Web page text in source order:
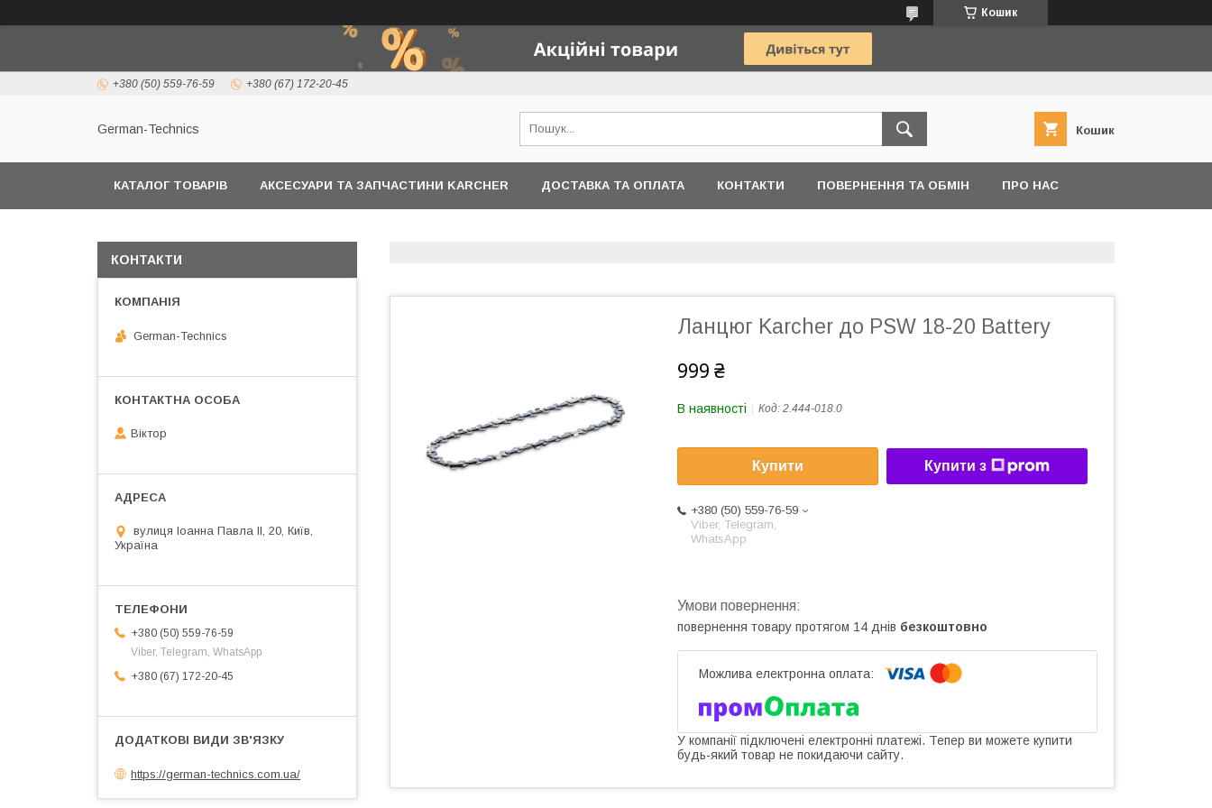
Кошик
+380 (50) 559-76-59 +380 (67) 172-20-45
German-Technics Кошик
КАТАЛОГ ТОВАРІВ АКСЕСУАРИ ТА ЗАПЧАСТИНИ KARCHER ДОСТАВКА ТА ОПЛАТА КОНТАКТИ ПОВЕРНЕННЯ ТА ОБМІН ПРО НАС
Ланцюг Karcher до PSW 18-20 Battery
999 ₴
В наявності Код: 2.444-018.0
Купити Купити з
+380 (50) 559-76-59
Viber, Telegram,
WhatsApp
повернення товару протягом 14 днів безкоштовно
У компанії підключені електронні платежі. Тепер ви можете купити
будь-який товар не покидаючи сайту.
КОНТАКТИ
German-Technics
Віктор
вулиця Іоанна Павла ІІ, 20, Київ,
Україна
+380 (50) 559-76-59
Viber, Telegram, WhatsApp
+380 (67) 172-20-45
https://german-technics.com.ua/